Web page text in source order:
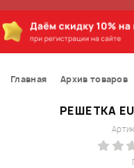
Главная Архив товаров
РЕШЕТКА